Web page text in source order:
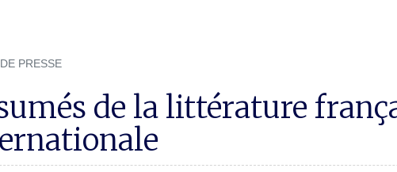
PRESSE
de la littérature